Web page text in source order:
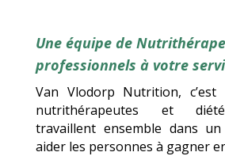
Une équipe de
professionnels à votre
Van Vlodorp Nutrition,
nutrithérapeutes et
travaillent ensemble dans
aider les personnes à gagner